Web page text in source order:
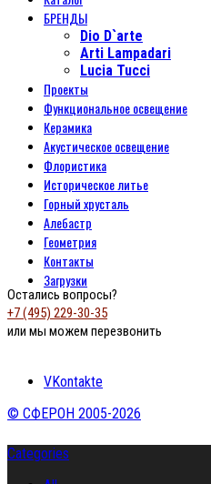
БРЕНДЫ
Dio D`arte
Arti Lampadari
Lucia Tucci
Проекты
Функциональное освещение
Керамика
Акустическое освещение
Флористика
Историческое литье
Горный хрусталь
Алебастр
Геометрия
Контакты
Загрузки
Остались вопросы?
+7 (495) 229-30-35
или мы можем перезвонить
VKontakte
© СФЕРОН 2005-2026
Categories